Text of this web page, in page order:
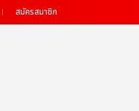
สมัครสมาชิก